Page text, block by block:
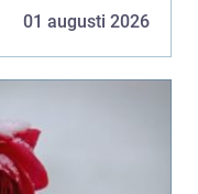
01 augusti 2026